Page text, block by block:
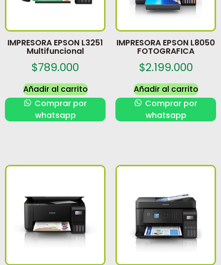
IMPRESORA EPSON L3251
Multifuncional
$789.000
Añadir al carrito
Comprar por
whatsapp
IMPRESORA EPSON L8050
FOTOGRAFICA
$2.199.000
Añadir al carrito
Comprar por
whatsapp